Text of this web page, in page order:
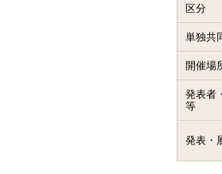
区分
単独共
開催場
発表者
等
発表・